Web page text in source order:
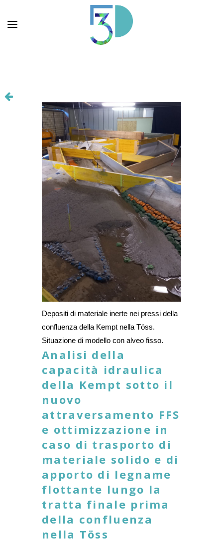
Depositi di materiale inerte nei pressi della
confluenza della Kempt nella Töss.
Situazione di modello con alveo fisso.
Analisi della
capacità idraulica
della Kempt sotto il
nuovo
attraversamento FFS
e ottimizzazione in
caso di trasporto di
materiale solido e di
apporto di legname
flottante lungo la
tratta finale prima
della confluenza
nella Töss